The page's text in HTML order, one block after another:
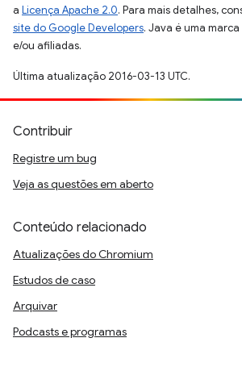
a Licença Apache 2.0. Para mais detalhes,
site do Google Developers. Java é uma
e/ou afiliadas.
Última atualização 2016-03-13 UTC.
Contribuir
Registre um bug
Veja as questões em aberto
Conteúdo relacionado
Atualizações do Chromium
Estudos de caso
Arquivar
Podcasts e programas